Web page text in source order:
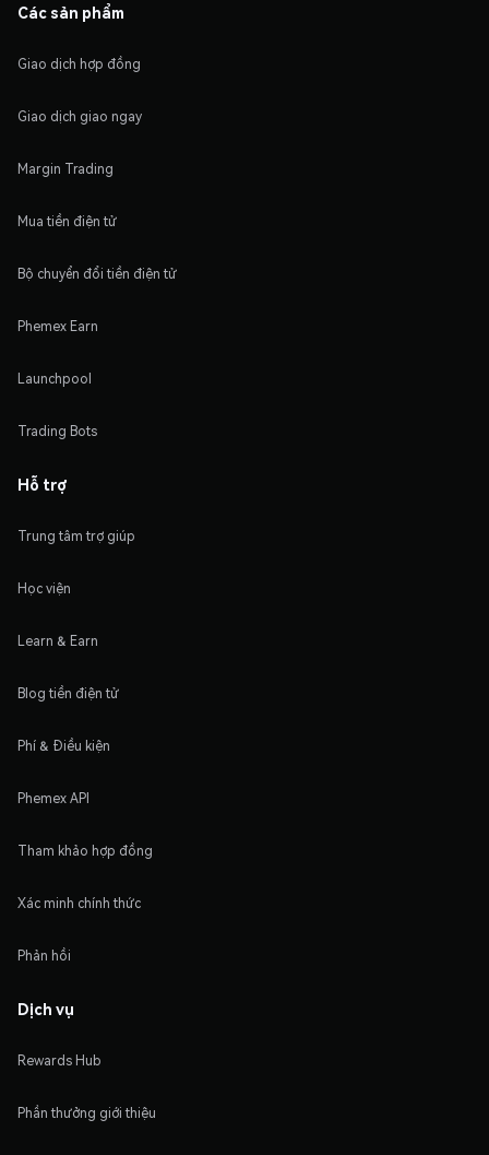
Các sản phẩm
Giao dịch hợp đồng
Giao dịch giao ngay
Margin Trading
Mua tiền điện tử
Bộ chuyển đổi tiền điện tử
Phemex Earn
Launchpool
Trading Bots
Hỗ trợ
Trung tâm trợ giúp
Học viện
Learn & Earn
Blog tiền điện tử
Phí & Điều kiện
Phemex API
Tham khảo hợp đồng
Xác minh chính thức
Phản hồi
Dịch vụ
Rewards Hub
Phần thưởng giới thiệu